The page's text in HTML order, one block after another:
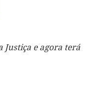
Justiça e agora terá